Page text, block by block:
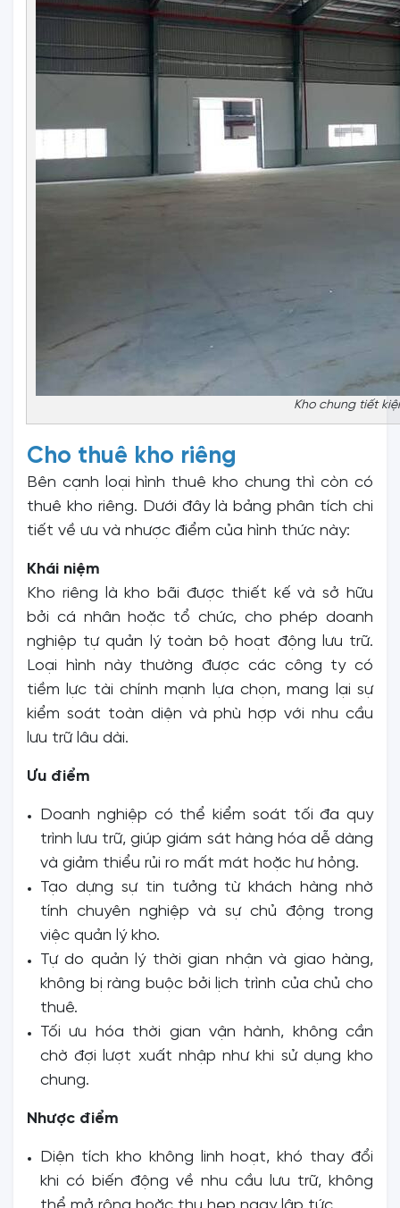
Kho chung tiết
Cho thuê kho riêng
Bên cạnh loại hình thuê kho chung thì còn có
thuê kho riêng. Dưới đây là bảng phân tích chi
tiết về ưu và nhược điểm của hình thức này:
Khái niệm
Kho riêng là kho bãi được thiết kế và sở hữu
bởi cá nhân hoặc tổ chức, cho phép doanh
nghiệp tự quản lý toàn bộ hoạt động lưu trữ.
Loại hình này thường được các công ty có
tiềm lực tài chính mạnh lựa chọn, mang lại sự
kiểm soát toàn diện và phù hợp với nhu cầu
lưu trữ lâu dài.
Ưu điểm
Doanh nghiệp có thể kiểm soát tối đa quy
trình lưu trữ, giúp giám sát hàng hóa dễ dàng
và giảm thiểu rủi ro mất mát hoặc hư hỏng.
Tạo dựng sự tin tưởng từ khách hàng nhờ
tính chuyên nghiệp và sự chủ động trong
việc quản lý kho.
Tự do quản lý thời gian nhận và giao hàng,
không bị ràng buộc bởi lịch trình của chủ cho
thuê.
Tối ưu hóa thời gian vận hành, không cần
chờ đợi lượt xuất nhập như khi sử dụng kho
chung.
Nhược điểm
Diện tích kho không linh hoạt, khó thay đổi
khi có biến động về nhu cầu lưu trữ, không